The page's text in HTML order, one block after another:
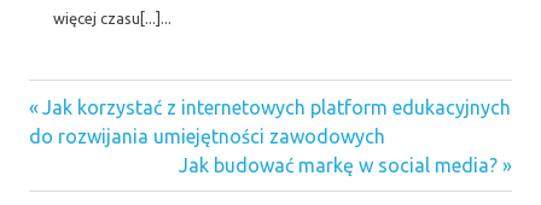
więcej czasu[...]...
Nawigacja
wpisu
Previous
Post:
Jak korzystać z internetowych platform edukacyjnych
do rozwijania umiejętności zawodowych
Next
Post:
Jak budować markę w social media?